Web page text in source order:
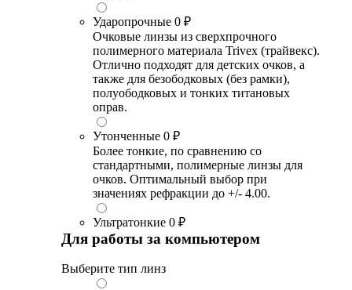
Ударопрочные 0 ₽
Очковые линзы из сверхпрочного
полимерного материала Trivex (трайвекс).
Отлично подходят для детских очков, а
также для безободковых (без рамки),
полуободковых и тонких титановых
оправ.
Утонченные 0 ₽
Более тонкие, по сравнению со
стандартными, полимерные линзы для
очков. Оптимальный выбор при
значениях рефракции до +/- 4.00.
Ультратонкие 0 ₽
Для работы за компьютером
Выберите тип линз